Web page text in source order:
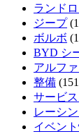
ランド
ジープ
ボルボ
BYD シ
アルフ
整備
サービ
レーシ
イベン